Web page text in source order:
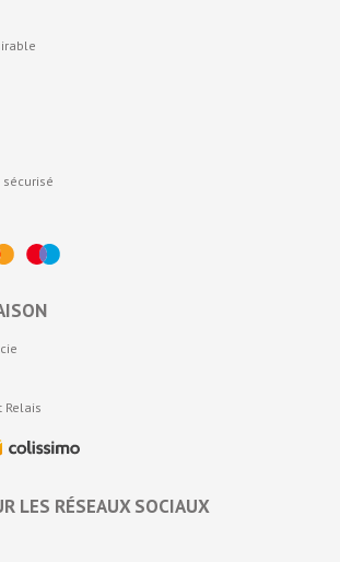
Relais
LES RÉSEAUX SOCIAUX